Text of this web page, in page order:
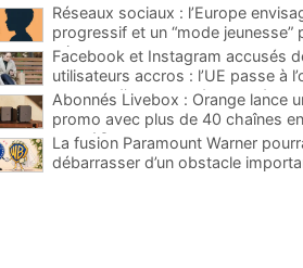
Réseaux sociaux : l’Europe
progressif et un “mode jeunesse”
mineurs
Facebook et Instagram accusés
utilisateurs accros : l’UE passe à
menace d’une amende record
Abonnés Livebox : Orange lance
promo avec plus de 40 chaînes
pour 1€
La fusion Paramount Warner
débarrasser d’un obstacle